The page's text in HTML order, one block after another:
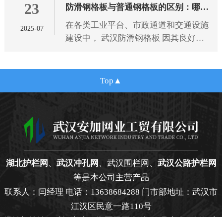
规范，为选型提供专业依据。
23
2025-07
防滑钢格板与普通钢格板的区别：哪种
更适合您的项目需求？
在各类工业平台、市政通道和交通设施
建设中， 武汉防滑钢格板 因其良好的
格板，防滑钢格板在设计细节
Top
湖北护栏网 、 武汉冲孔网 、武汉围栏网、 武汉公路护栏网
等是本公司主营产品
联系人：闫经理 电话：13638684288 门市部地址：武汉市
江汉区民意一路110号